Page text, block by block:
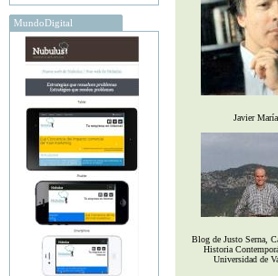
MundoDigital
Javier
Blog de Justo Serna,
Historia
Universidad de